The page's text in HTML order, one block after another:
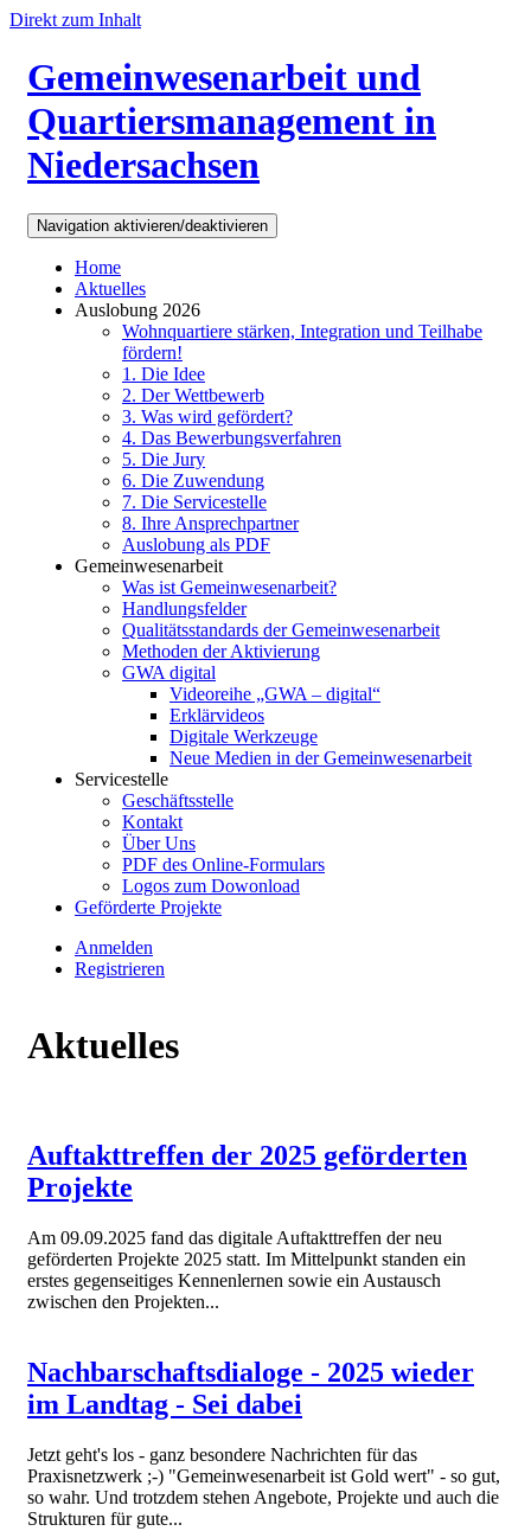
Direkt zum Inhalt
Gemeinwesenarbeit und
Quartiersmanagement in
Niedersachsen
Navigation aktivieren/deaktivieren
Home
Aktuelles
Auslobung 2026
Wohnquartiere stärken, Integration und Teilhabe
fördern!
1. Die Idee
2. Der Wettbewerb
3. Was wird gefördert?
4. Das Bewerbungsverfahren
5. Die Jury
6. Die Zuwendung
7. Die Servicestelle
8. Ihre Ansprechpartner
Auslobung als PDF
Gemeinwesenarbeit
Was ist Gemeinwesenarbeit?
Handlungsfelder
Qualitätsstandards der Gemeinwesenarbeit
Methoden der Aktivierung
GWA digital
Videoreihe „GWA – digital“
Erklärvideos
Digitale Werkzeuge
Neue Medien in der Gemeinwesenarbeit
Servicestelle
Geschäftsstelle
Kontakt
Über Uns
PDF des Online-Formulars
Logos zum Dowonload
Geförderte Projekte
Anmelden
Registrieren
Aktuelles
Auftakttreffen der 2025 geförderten
Projekte
Am 09.09.2025 fand das digitale Auftakttreffen der neu
geförderten Projekte 2025 statt. Im Mittelpunkt standen ein
erstes gegenseitiges Kennenlernen sowie ein Austausch
zwischen den Projekten...
Nachbarschaftsdialoge - 2025 wieder
im Landtag - Sei dabei
Jetzt geht's los - ganz besondere Nachrichten für das
Praxisnetzwerk ;-) "Gemeinwesenarbeit ist Gold wert" - so gut,
so wahr. Und trotzdem stehen Angebote, Projekte und auch die
Strukturen für gute...